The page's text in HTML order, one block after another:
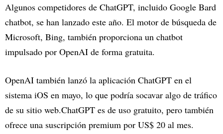
Algunos competidores de ChatGPT, incluido Google Bard
chatbot, se han lanzado este año. El motor de búsqueda de
Microsoft, Bing, también proporciona un chatbot
impulsado por OpenAI de forma gratuita.
OpenAI también lanzó la aplicación ChatGPT en el
sistema iOS en mayo, lo que podría socavar algo de tráfico
de su sitio web.ChatGPT es de uso gratuito, pero también
ofrece una suscripción premium por US$ 20 al mes.